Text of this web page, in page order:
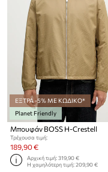
ΕΞΤΡΑ -5% ΜΕ ΚΩΔΙΚΟ*
Planet Friendly
Μπουφάν BOSS H-Crestell
Τρέχουσα τιμή:
189,90 €
Αρχική τιμή:319,90 €
Η χαμηλότερη τιμή:209,90 €